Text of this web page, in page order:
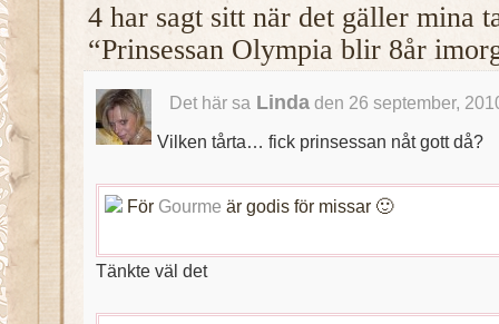
4 har sagt sitt när det gäller mina
“Prinsessan Olympia blir 8år
Det här sa Lindaden 26 september,
Vilken tårta… fick prinsessan nåt gott då?
För Gourme är godis för missar 🙂
Tänkte väl det